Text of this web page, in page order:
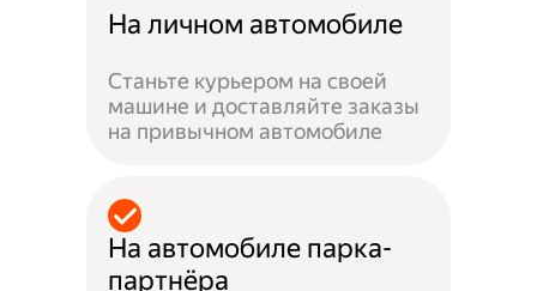
На личном автомобиле
Станьте курьером на своей
машине и доставляйте заказы
на привычном автомобиле
На автомобиле парка-
партнёра